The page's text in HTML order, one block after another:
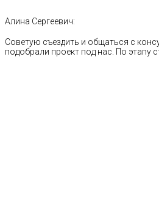
Алина Сергеевич:
Советую съездить и общаться с
подобрали проект под нас. По этапу